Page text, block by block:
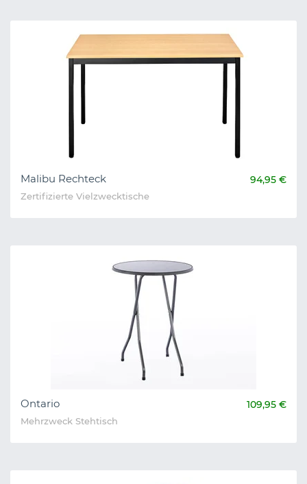
Malibu Rechteck 94,95 €
Zertifizierte Vielzwecktische
Ontario 109,95 €
Mehrzweck Stehtisch